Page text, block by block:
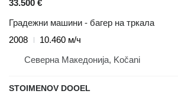
33.500 €
Градежни машини - багер на тркала
2008
10.460 м/ч
Северна Македонија, Kočani
STOIMENOV DOOEL